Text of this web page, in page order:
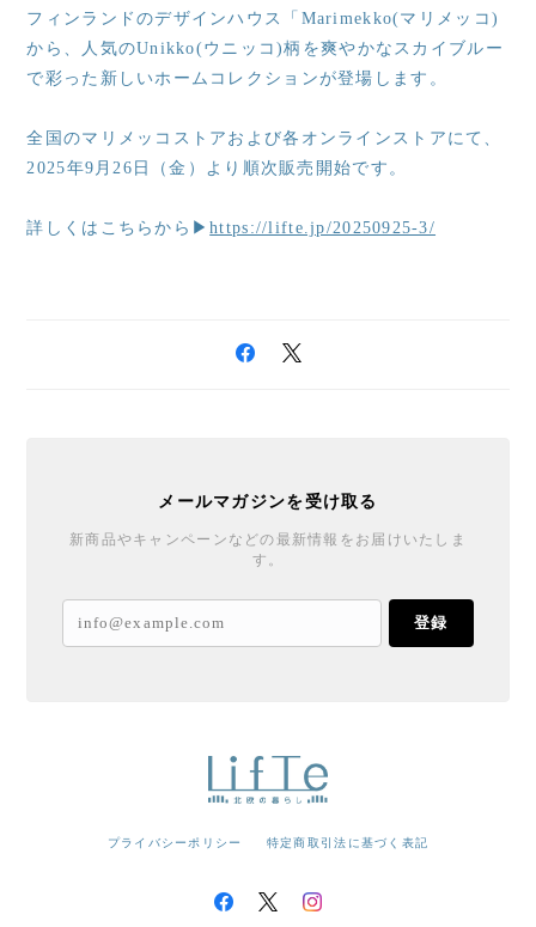
フィンランドのデザインハウス「Marimekko(マリメッコ)
から、人気のUnikko(ウニッコ)柄を爽やかなスカイブルー
で彩った新しいホームコレクションが登場します。
全国のマリメッコストアおよび各オンラインストアにて、
2025年9月26日（金）より順次販売開始です。
詳しくはこちらから▶https://lifte.jp/20250925-3/
メールマガジンを受け取る
新商品やキャンペーンなどの最新情報をお届けいたしま
す。
登録
プライバシーポリシー 特定商取引法に基づく表記